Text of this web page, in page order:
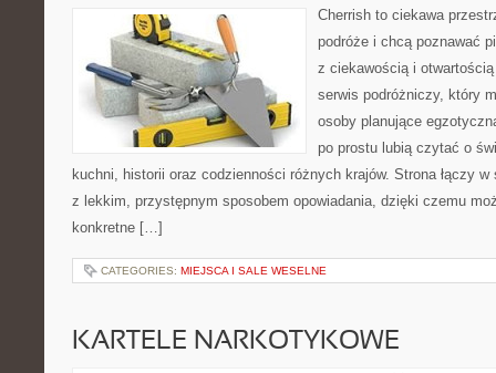
Cherrish to ciekawa
podróże i chcą poznawać
z ciekawością i
serwis podróżniczy, który
osoby planujące
po prostu lubią czytać o
kuchni, historii oraz codzienności różnych krajów. Strona łączy
z lekkim, przystępnym sposobem opowiadania, dzięki czemu
konkretne […]
CATEGORIES: MIEJSCA I SALE WESELNE
KARTELE NARKOTYKOWE